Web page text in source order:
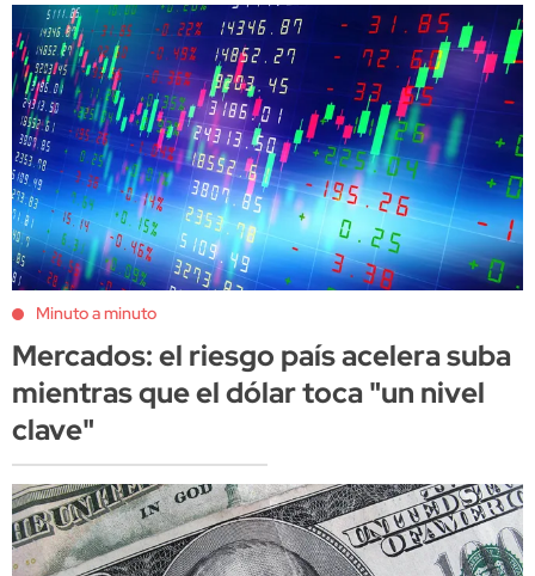
Minuto a minuto
Mercados: el riesgo país acelera suba
mientras que el dólar toca "un nivel
clave"